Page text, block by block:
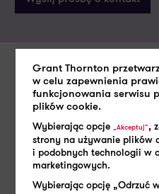
Grant Thornton
w celu zapewnienia
funkcjonowania serwisu
plików cookie.
Wybierając opcje„Akceptuj”,
strony na używanie plików
i podobnych technologii w
marketingowych.
Wybierając opcję „Odrzuć